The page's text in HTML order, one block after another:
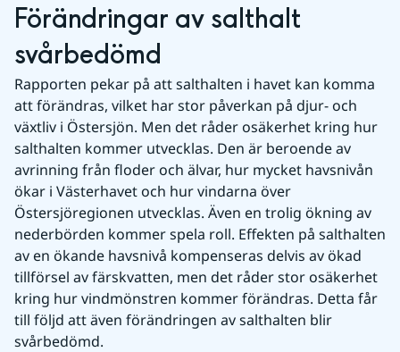
Förändringar av salthalt
svårbedömd
Rapporten pekar på att salthalten i havet kan komma
att förändras, vilket har stor påverkan på djur- och
växtliv i Östersjön. Men det råder osäkerhet kring hur
salthalten kommer utvecklas. Den är beroende av
avrinning från floder och älvar, hur mycket havsnivån
ökar i Västerhavet och hur vindarna över
Östersjöregionen utvecklas. Även en trolig ökning av
nederbörden kommer spela roll. Effekten på salthalten
av en ökande havsnivå kompenseras delvis av ökad
tillförsel av färskvatten, men det råder stor osäkerhet
kring hur vindmönstren kommer förändras. Detta får
till följd att även förändringen av salthalten blir
svårbedömd.